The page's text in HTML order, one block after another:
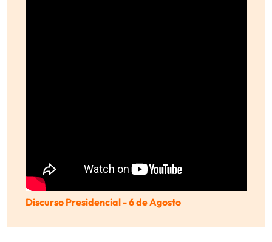
Discurso Presidencial - 6 de Agosto